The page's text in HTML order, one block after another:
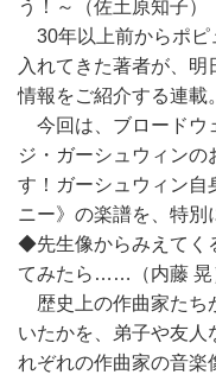
う！～（佐土原知子）
30年以上前からポピ
入れてきた著者が、
情報をご紹介する連載。
今回は、ブロードウ
ジ・ガーシュウィン
す！ガーシュウィン自
ニー》の楽譜を、特別
◆先生像からみえてく
てみたら……（内藤 晃
歴史上の作曲家たち
いたかを、弟子や友人
れぞれの作曲家の音楽